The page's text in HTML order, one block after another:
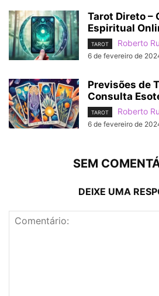
Tarot Direto –
Espiritual
TAROT Roberto
6 de fevereiro de
Previsões de
Consulta
TAROT Roberto
6 de fevereiro de
SEM
DEIXE UMA